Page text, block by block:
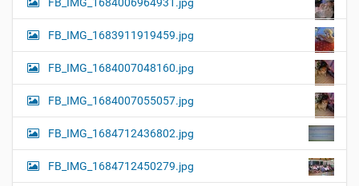
FB_IMG_1683911919459.jpg
FB_IMG_1684007048160.jpg
FB_IMG_1684007055057.jpg
FB_IMG_1684712436802.jpg
FB_IMG_1684712450279.jpg